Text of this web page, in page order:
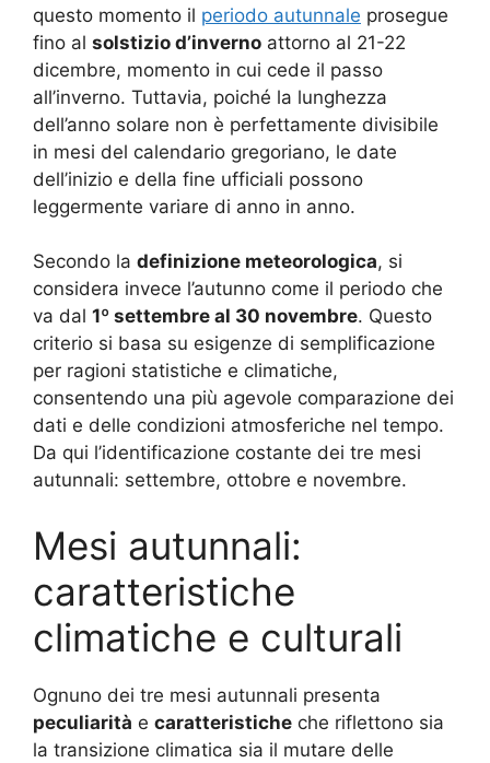
questo momento il periodo autunnale prosegue
fino al solstizio d’inverno attorno al 21-22
dicembre, momento in cui cede il passo
all’inverno. Tuttavia, poiché la lunghezza
dell’anno solare non è perfettamente divisibile
in mesi del calendario gregoriano, le date
dell’inizio e della fine ufficiali possono
leggermente variare di anno in anno.
Secondo la definizione meteorologica, si
considera invece l’autunno come il periodo che
va dal 1º settembre al 30 novembre. Questo
criterio si basa su esigenze di semplificazione
per ragioni statistiche e climatiche,
consentendo una più agevole comparazione dei
dati e delle condizioni atmosferiche nel tempo.
Da qui l’identificazione costante dei tre mesi
autunnali: settembre, ottobre e novembre.
Mesi autunnali:
caratteristiche
climatiche e culturali
Ognuno dei tre mesi autunnali presenta
peculiarità e caratteristiche che riflettono sia
la transizione climatica sia il mutare delle